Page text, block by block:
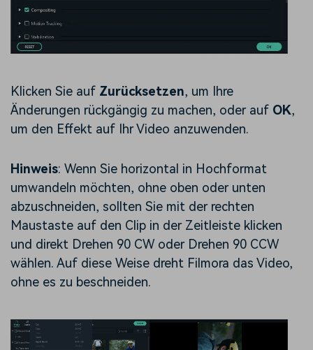
Klicken Sie auf Zurücksetzen, um Ihre
Änderungen rückgängig zu machen, oder auf OK,
um den Effekt auf Ihr Video anzuwenden.
Hinweis: Wenn Sie horizontal in Hochformat
umwandeln möchten, ohne oben oder unten
abzuschneiden, sollten Sie mit der rechten
Maustaste auf den Clip in der Zeitleiste klicken
und direkt Drehen 90 CW oder Drehen 90 CCW
wählen. Auf diese Weise dreht Filmora das Video,
ohne es zu beschneiden.